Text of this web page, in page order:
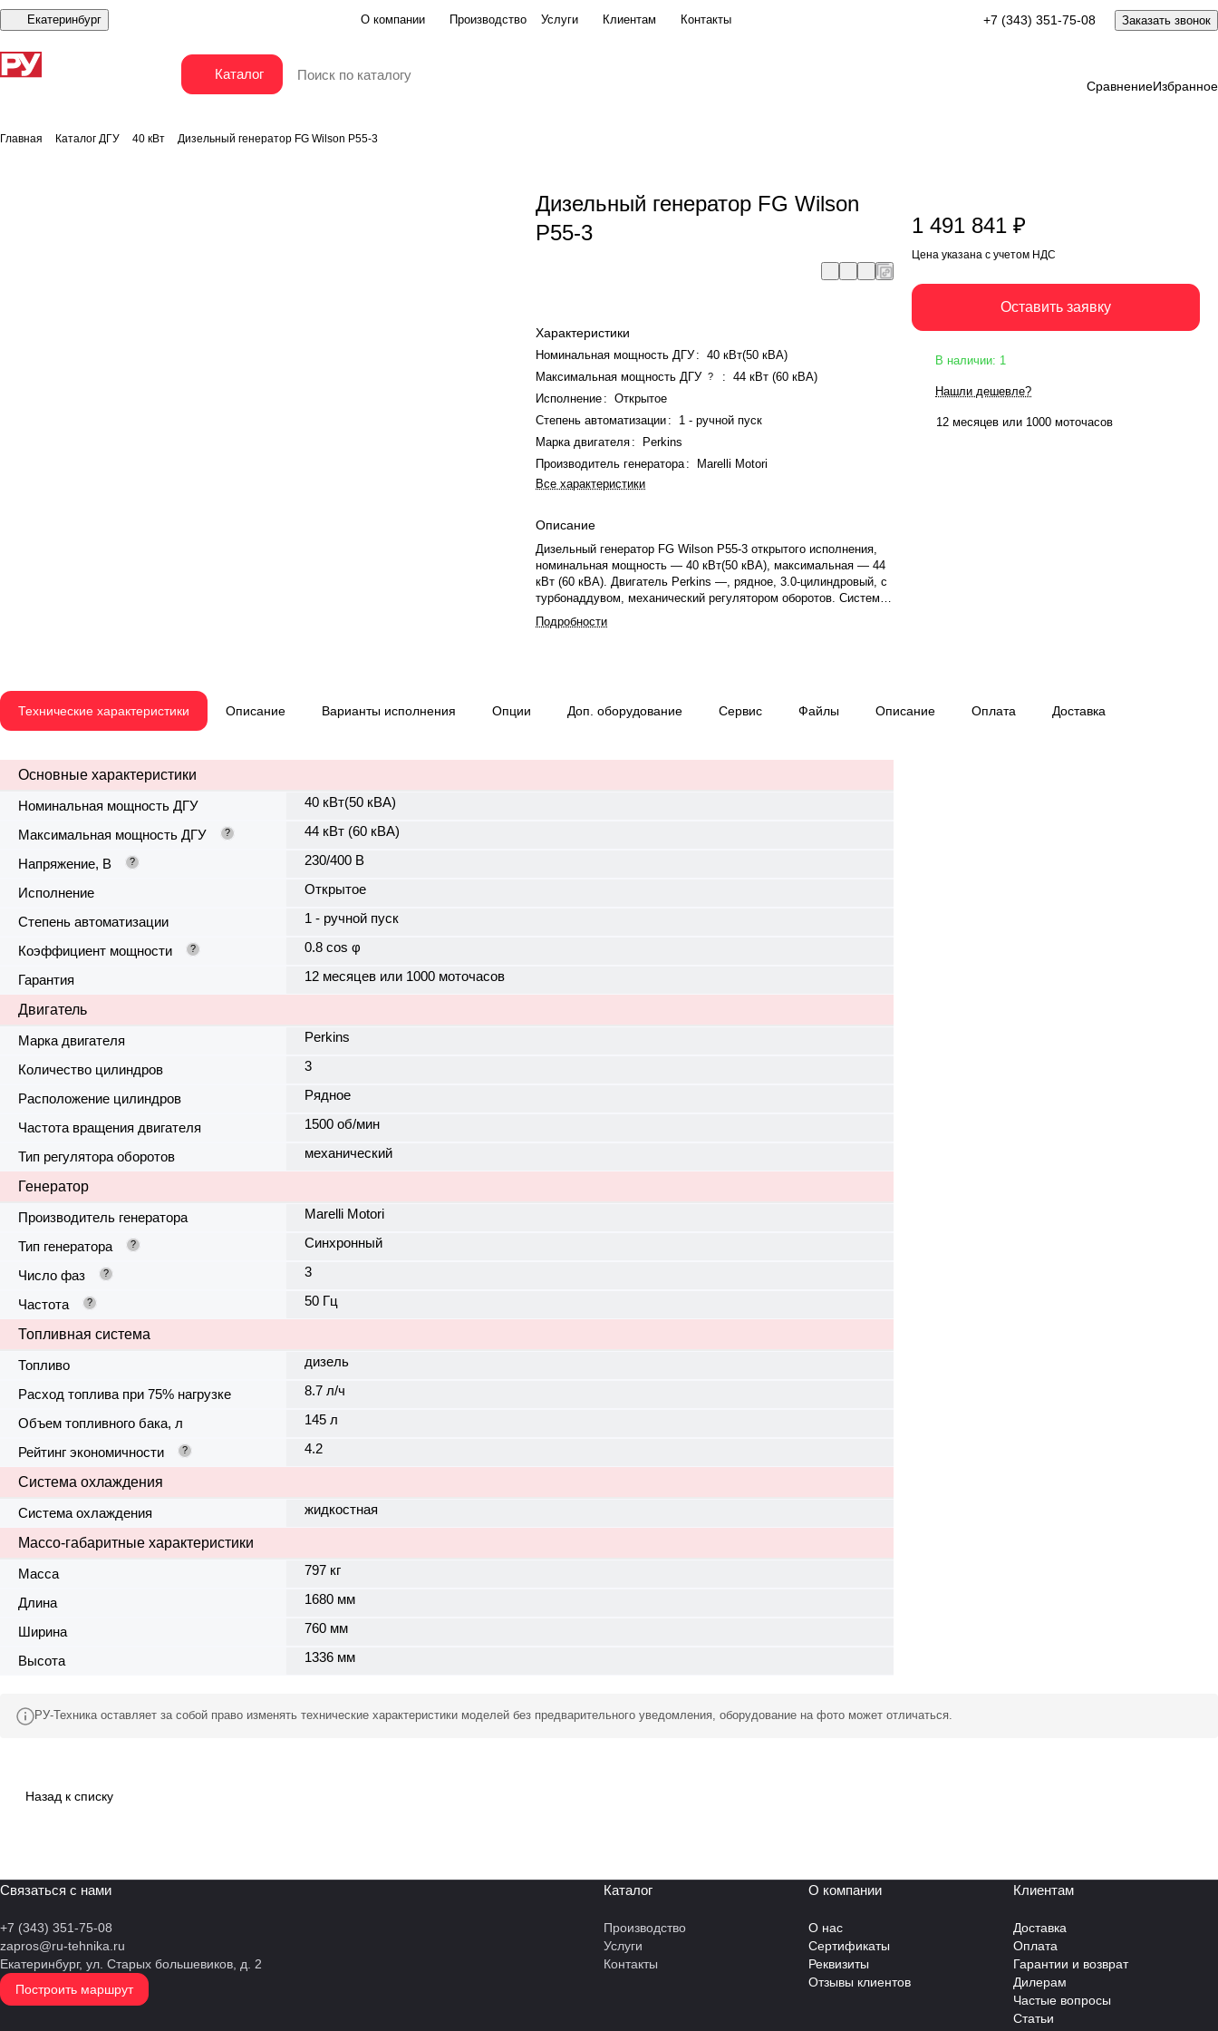
Екатеринбург О компании Производство Услуги Клиентам Контакты +7 (343) 351-75-08 Заказать звонок
Каталог
СравнениеИзбранное
Главная Каталог ДГУ 40 кВт Дизельный генератор FG Wilson P55-3
Дизельный генератор FG Wilson
P55-3
Дизельный генератор FG Wilson P55-3 Оставить заявку
Характеристики
Номинальная мощность ДГУ:
40 кВт(50 кВА)
Максимальная мощность ДГУ ? :
44 кВт (60 кВА)
Исполнение :
Открытое
Степень автоматизации :
1 - ручной пуск
Марка двигателя :
Perkins
Производитель генератора:
Marelli Motori
Все характеристики
Описание
Дизельный генератор FG Wilson P55-3 открытого исполнения,
номинальная мощность — 40 кВт(50 кВА), максимальная — 44
кВт (60 кВА). Двигатель Perkins —, рядное, 3.0-цилиндровый, с
турбонаддувом, механический регулятором оборотов. Система
охлаждения — жидкостная. Частота вращения — 1500 об/мин.
Генератор синхронный, 3-фазный, 230/400 В, 50 Гц, . Расход
Подробности
1 491 841 ₽
Цена указана с учетом НДС
Оставить заявку
В наличии: 1
Нашли дешевле?
12 месяцев или 1000 моточасов
Технические характеристики Описание Варианты исполнения Опции Доп. оборудование Сервис Файлы Описание Оплата Доставка
Основные характеристики
Номинальная мощность ДГУ
40 кВт(50 кВА)
Максимальная мощность ДГУ ? 44 кВт (60 кВА)
Напряжение, В ? 230/400 В
Исполнение Открытое
Степень автоматизации 1 - ручной пуск
Коэффициент мощности ? 0.8 cos φ
Гарантия 12 месяцев или 1000 моточасов
Двигатель
Марка двигателя
Perkins
Количество цилиндров 3
Расположение цилиндров Рядное
Частота вращения двигателя 1500 об/мин
Тип регулятора оборотов механический
Генератор
Производитель генератора
Marelli Motori
Тип генератора ? Синхронный
Число фаз ? 3
Частота ? 50 Гц
Топливная система
Топливо
дизель
Расход топлива при 75% нагрузке 8.7 л/ч
Объем топливного бака, л 145 л
Рейтинг экономичности ? 4.2
Система охлаждения
Система охлаждения
жидкостная
Массо-габаритные характеристики
Масса
797 кг
Длина 1680 мм
Ширина 760 мм
Высота 1336 мм
РУ-Техника оставляет за собой право изменять технические характеристики моделей без предварительного уведомления, оборудование на фото может отличаться.
Назад к списку
Связаться с нами
+7 (343) 351-75-08
zapros@ru-tehnika.ru
Екатеринбург, ул. Старых большевиков, д. 2
Построить маршрут
Каталог
Производство
Услуги
Контакты
О компании
О нас
Сертификаты
Реквизиты
Отзывы клиентов
Клиентам
Доставка
Оплата
Гарантии и возврат
Дилерам
Частые вопросы
Статьи